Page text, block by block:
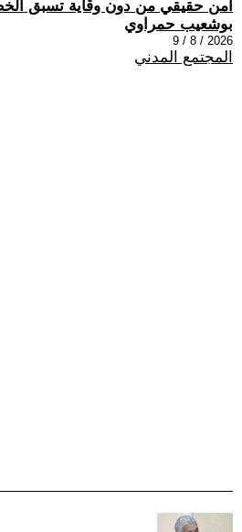
أمن حقيقي من دون وقاية تسبق
بوشعيب حمراوي
2026 / 8 / 9
المجتمع المدني